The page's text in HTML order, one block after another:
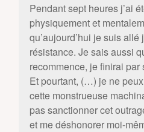
Pendant sept heures j’ai
physiquement et
qu’aujourd’hui je suis allé
résistance. Je sais aussi
recommence, je finirai
Et pourtant, (…) je ne
cette monstrueuse
pas sanctionner cet
et me déshonorer moi-